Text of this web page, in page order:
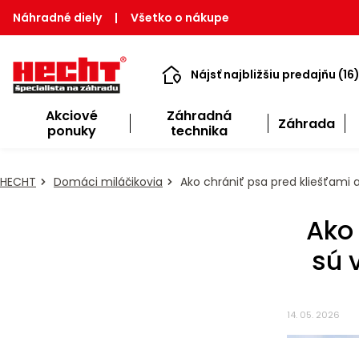
Náhradné diely | Všetko o nákupe
Nájsť najbližšiu predajňu (16)
Akciové
ponuky
Záhradná
technika
Záhrada
HECHT Domáci miláčikovia Ako chrániť psa pred kliešťami
sú
14. 05. 2026